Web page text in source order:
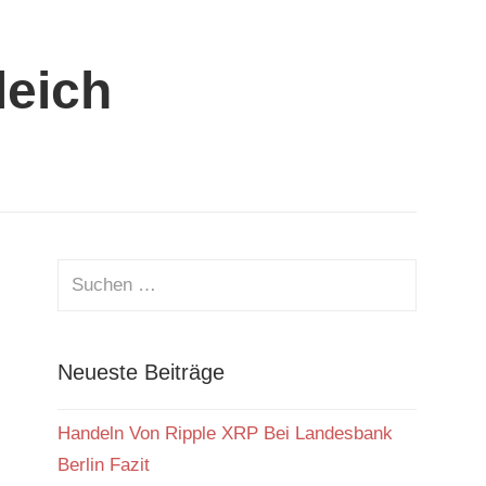
Neueste Beiträge
Handeln Von Ripple XRP Bei Landesbank
Berlin Fazit